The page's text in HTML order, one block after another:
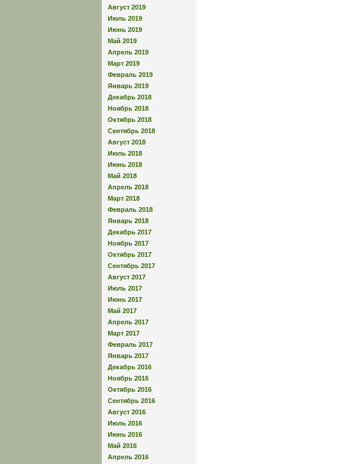
Август 2019
Июль 2019
Июнь 2019
Май 2019
Апрель 2019
Март 2019
Февраль 2019
Январь 2019
Декабрь 2018
Ноябрь 2018
Октябрь 2018
Сентябрь 2018
Август 2018
Июль 2018
Июнь 2018
Май 2018
Апрель 2018
Март 2018
Февраль 2018
Январь 2018
Декабрь 2017
Ноябрь 2017
Октябрь 2017
Сентябрь 2017
Август 2017
Июль 2017
Июнь 2017
Май 2017
Апрель 2017
Март 2017
Февраль 2017
Январь 2017
Декабрь 2016
Ноябрь 2016
Октябрь 2016
Сентябрь 2016
Август 2016
Июль 2016
Июнь 2016
Май 2016
Апрель 2016